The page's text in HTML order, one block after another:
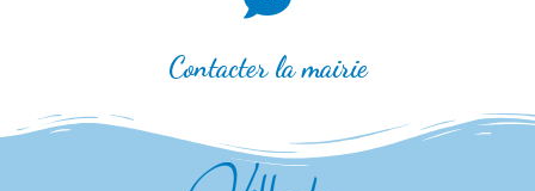
Contacter la mairie